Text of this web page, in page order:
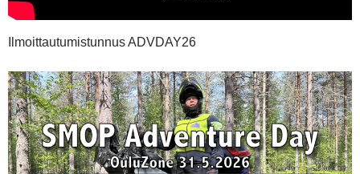
Ilmoittautumistunnus ADVDAY26